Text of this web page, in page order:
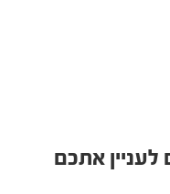
לעניין אתכם